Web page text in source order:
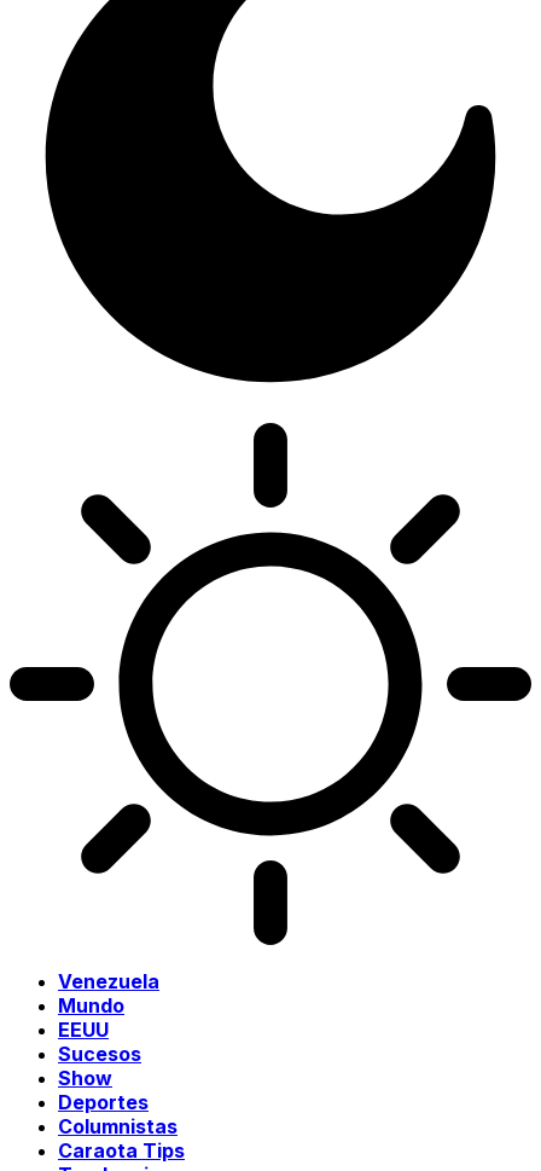
Venezuela
Mundo
EEUU
Sucesos
Show
Deportes
Columnistas
Caraota Tips